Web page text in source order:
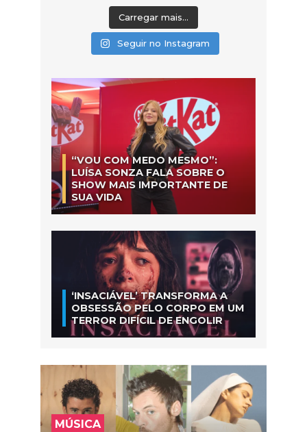
Carregar mais...
Seguir no Instagram
“VOU COM MEDO MESMO”:
LUÍSA SONZA FALA SOBRE O
SHOW MAIS IMPORTANTE DE
SUA VIDA
‘INSACIÁVEL’ TRANSFORMA A
OBSESSÃO PELO CORPO EM UM
TERROR DIFÍCIL DE ENGOLIR
MÚSICA